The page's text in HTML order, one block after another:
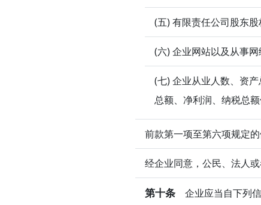
(五) 有限责任公司股东
(六) 企业网站以及从事
(七) 企业从业人数、资
总额、净利润、纳税总额
前款第一项至第六项规定
经企业同意，公民、法人
第十条 企业应当自下列